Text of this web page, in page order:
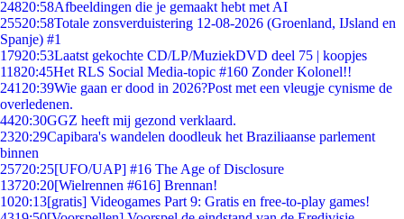
24820:58Afbeeldingen die je gemaakt hebt met AI
25520:58Totale zonsverduistering 12-08-2026 (Groenland, IJsland en
Spanje) #1
17920:53Laatst gekochte CD/LP/MuziekDVD deel 75 | koopjes
11820:45Het RLS Social Media-topic #160 Zonder Kolonel!!
241 20:39Wie gaan er dood in 2026?Post met een vleugje cynisme de
overledenen.
4420:30GGZ heeft mij gezond verklaard.
2320:29Capibara's wandelen doodleuk het Braziliaanse parlement
binnen
25720:25[UFO/UAP] #16 The Age of Disclosure
13720:20[Wielrennen #616] Brennan!
1020:13[gratis] Videogames Part 9: Gratis en free-to-play games!